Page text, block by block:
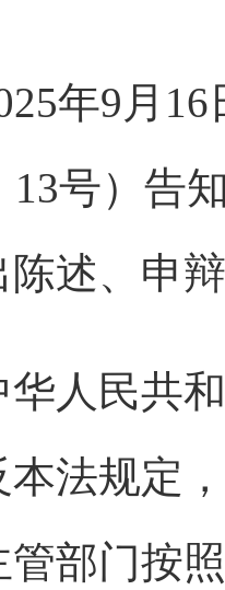
9月16
13号）告
陈述、申
民共和
法规定
部门按